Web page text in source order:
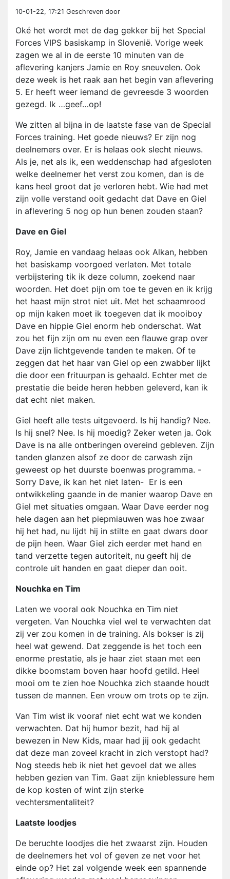
10-01-22, 17:21 Geschreven door
Oké het wordt met de dag gekker bij het Special
Forces VIPS basiskamp in Slovenië. Vorige week
zagen we al in de eerste 10 minuten van de
aflevering kanjers Jamie en Roy sneuvelen. Ook
deze week is het raak aan het begin van aflevering
5. Er heeft weer iemand de gevreesde 3 woorden
gezegd. Ik …geef…op!
We zitten al bijna in de laatste fase van de Special
Forces training. Het goede nieuws? Er zijn nog
deelnemers over. Er is helaas ook slecht nieuws.
Als je, net als ik, een weddenschap had afgesloten
welke deelnemer het verst zou komen, dan is de
kans heel groot dat je verloren hebt. Wie had met
zijn volle verstand ooit gedacht dat Dave en Giel
in aflevering 5 nog op hun benen zouden staan?
Dave en Giel
Roy, Jamie en vandaag helaas ook Alkan, hebben
het basiskamp voorgoed verlaten. Met totale
verbijstering tik ik deze column, zoekend naar
woorden. Het doet pijn om toe te geven en ik krijg
het haast mijn strot niet uit. Met het schaamrood
op mijn kaken moet ik toegeven dat ik mooiboy
Dave en hippie Giel enorm heb onderschat. Wat
zou het fijn zijn om nu even een flauwe grap over
Dave zijn lichtgevende tanden te maken. Of te
zeggen dat het haar van Giel op een zwabber lijkt
die door een frituurpan is gehaald. Echter met de
prestatie die beide heren hebben geleverd, kan ik
dat echt niet maken.
Giel heeft alle tests uitgevoerd. Is hij handig? Nee.
Is hij snel? Nee. Is hij moedig? Zeker weten ja. Ook
Dave is na alle ontberingen overeind gebleven. Zijn
tanden glanzen alsof ze door de carwash zijn
geweest op het duurste boenwas programma. -
Sorry Dave, ik kan het niet laten- Er is een
ontwikkeling gaande in de manier waarop Dave en
Giel met situaties omgaan. Waar Dave eerder nog
hele dagen aan het piepmiauwen was hoe zwaar
hij het had, nu lijdt hij in stilte en gaat dwars door
de pijn heen. Waar Giel zich eerder met hand en
tand verzette tegen autoriteit, nu geeft hij de
controle uit handen en gaat dieper dan ooit.
Nouchka en Tim
Laten we vooral ook Nouchka en Tim niet
vergeten. Van Nouchka viel wel te verwachten dat
zij ver zou komen in de training. Als bokser is zij
heel wat gewend. Dat zeggende is het toch een
enorme prestatie, als je haar ziet staan met een
dikke boomstam boven haar hoofd getild. Heel
mooi om te zien hoe Nouchka zich staande houdt
tussen de mannen. Een vrouw om trots op te zijn.
Van Tim wist ik vooraf niet echt wat we konden
verwachten. Dat hij humor bezit, had hij al
bewezen in New Kids, maar had jij ook gedacht
dat deze man zoveel kracht in zich verstopt had?
Nog steeds heb ik niet het gevoel dat we alles
hebben gezien van Tim. Gaat zijn knieblessure hem
de kop kosten of wint zijn sterke
vechtersmentaliteit?
Laatste loodjes
De beruchte loodjes die het zwaarst zijn. Houden
de deelnemers het vol of geven ze net voor het
einde op? Het zal volgende week een spannende